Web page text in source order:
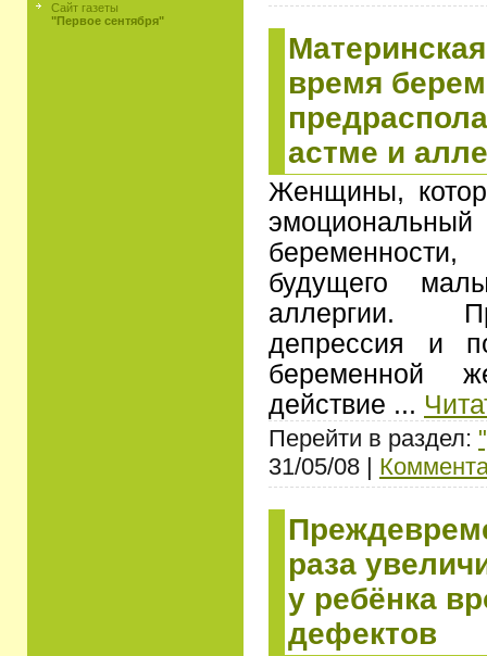
Сайт газеты
"Первое сентября"
время
астме и
Женщины,
будущего
аллергии.
депрессия и
беременной
действие ...
Перейти в раздел:
31/05/08 |
раза
у ребёнка
дефектов